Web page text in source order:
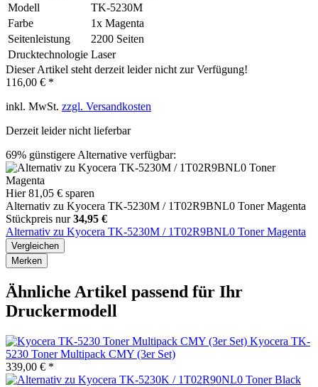
Modell
TK-5230M
Farbe
1x Magenta
Seitenleistung
2200 Seiten
Drucktechnologie Laser
Dieser Artikel steht derzeit leider nicht zur Verfügung!
116,00 € *
inkl. MwSt. zzgl. Versandkosten
Derzeit leider nicht lieferbar
69% günstigere Alternative verfügbar:
Hier 81,05 € sparen
Alternativ zu Kyocera TK-5230M / 1T02R9BNL0 Toner Magenta
Stückpreis nur34,95 €
Alternativ zu Kyocera TK-5230M / 1T02R9BNL0 Toner Magenta
Vergleichen
Merken
Ähnliche Artikel passend für Ihr
Druckermodell
Kyocera TK-
5230 Toner Multipack CMY (3er Set)
339,00 € *